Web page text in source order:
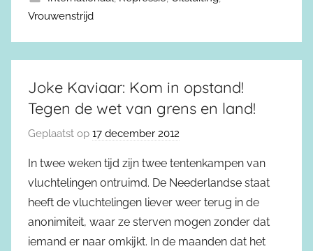
Vrouwenstrijd
Joke Kaviaar: Kom in opstand!
Tegen de wet van grens en land!
Geplaatst op 17 december 2012
In twee weken tijd zijn twee tentenkampen van
vluchtelingen ontruimd. De Neederlandse staat
heeft de vluchtelingen liever weer terug in de
anonimiteit, waar ze sterven mogen zonder dat
iemand er naar omkijkt. In de maanden dat het